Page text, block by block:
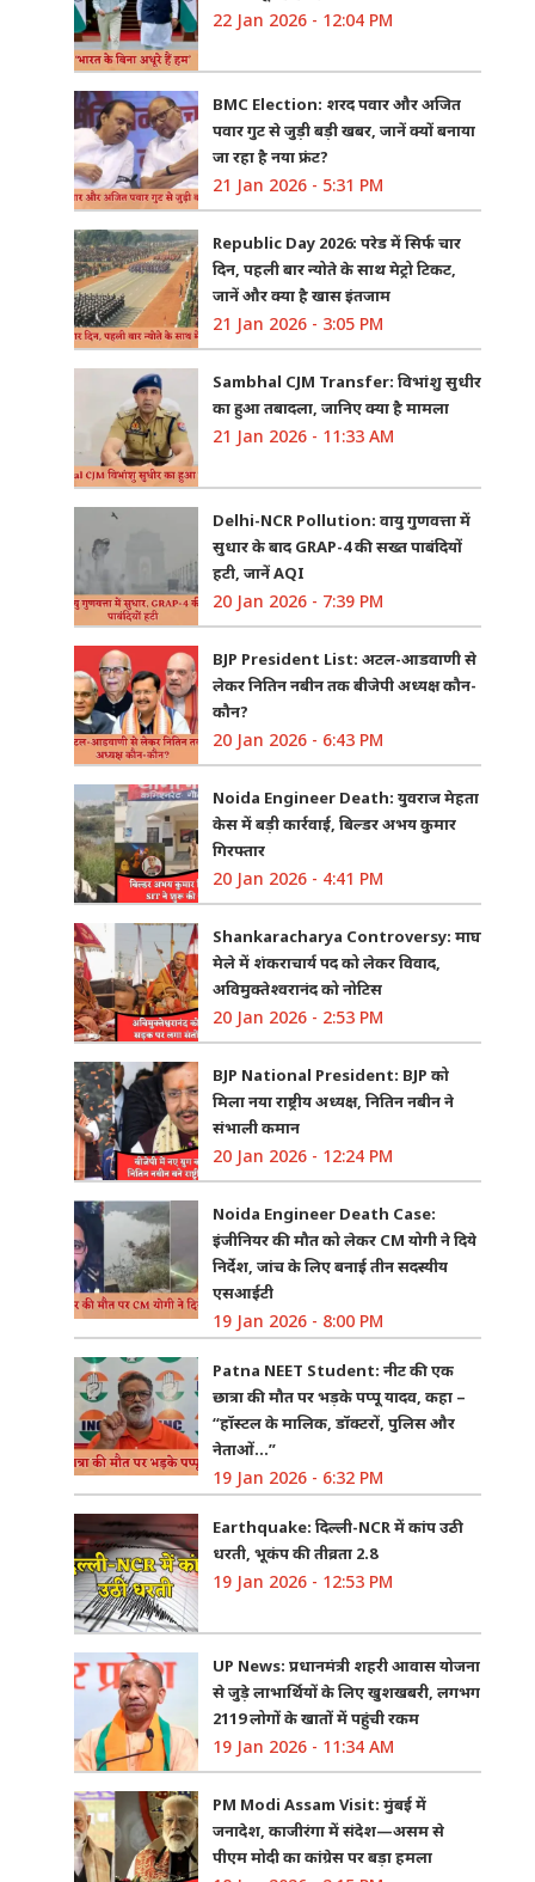
22 Jan 2026 - 12:04 PM
BMC Election: शरद पवार और अजित
पवार गुट से जुड़ी बड़ी खबर, जानें क्यों बनाया
जा रहा है नया फ्रंट?
21 Jan 2026 - 5:31 PM
Republic Day 2026: परेड में सिर्फ चार
दिन, पहली बार न्योते के साथ मेट्रो टिकट,
जानें और क्या है खास इंतजाम
21 Jan 2026 - 3:05 PM
Sambhal CJM Transfer: विभांशु सुधीर
का हुआ तबादला, जानिए क्या है मामला
21 Jan 2026 - 11:33 AM
Delhi-NCR Pollution: वायु गुणवत्ता में
सुधार के बाद GRAP-4 की सख्त पाबंदियों
हटी, जानें AQI
20 Jan 2026 - 7:39 PM
BJP President List: अटल-आडवाणी से
लेकर नितिन नबीन तक बीजेपी अध्यक्ष कौन-
कौन?
20 Jan 2026 - 6:43 PM
Noida Engineer Death: युवराज मेहता
केस में बड़ी कार्रवाई, बिल्डर अभय कुमार
गिरफ्तार
20 Jan 2026 - 4:41 PM
Shankaracharya Controversy: माघ
मेले में शंकराचार्य पद को लेकर विवाद,
अविमुक्तेश्वरानंद को नोटिस
20 Jan 2026 - 2:53 PM
BJP National President: BJP को
मिला नया राष्ट्रीय अध्यक्ष, नितिन नबीन ने
संभाली कमान
20 Jan 2026 - 12:24 PM
Noida Engineer Death Case:
इंजीनियर की मौत को लेकर CM योगी ने दिये
निर्देश, जांच के लिए बनाई तीन सदस्यीय
एसआईटी
19 Jan 2026 - 8:00 PM
Patna NEET Student: नीट की एक
छात्रा की मौत पर भड़के पप्पू यादव, कहा –
“हॉस्टल के मालिक, डॉक्टरों, पुलिस और
नेताओं…”
19 Jan 2026 - 6:32 PM
Earthquake: दिल्ली-NCR में कांप उठी
धरती, भूकंप की तीव्रता 2.8
19 Jan 2026 - 12:53 PM
UP News: प्रधानमंत्री शहरी आवास योजना
से जुड़े लाभार्थियों के लिए खुशखबरी, लगभग
2119 लोगों के खातों में पहुंची रकम
19 Jan 2026 - 11:34 AM
PM Modi Assam Visit: मुंबई में
जनादेश, काजीरंगा में संदेश—असम से
पीएम मोदी का कांग्रेस पर बड़ा हमला